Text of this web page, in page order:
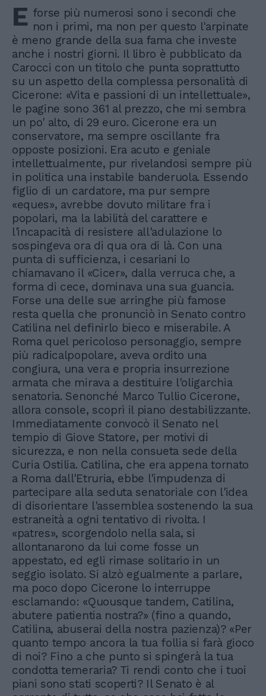
E forse più numerosi sono i secondi che
non i primi, ma non per questo l'arpinate
è meno grande della sua fama che investe
anche i nostri giorni. Il libro è pubblicato da
Carocci con un titolo che punta soprattutto
su un aspetto della complessa personalità di
Cicerone: «Vita e passioni di un intellettuale»,
le pagine sono 361 al prezzo, che mi sembra
un po' alto, di 29 euro. Cicerone era un
conservatore, ma sempre oscillante fra
opposte posizioni. Era acuto e geniale
intellettualmente, pur rivelandosi sempre più
in politica una instabile banderuola. Essendo
figlio di un cardatore, ma pur sempre
«eques», avrebbe dovuto militare fra i
popolari, ma la labilità del carattere e
l'incapacità di resistere all'adulazione lo
sospingeva ora di qua ora di là. Con una
punta di sufficienza, i cesariani lo
chiamavano il «Cicer», dalla verruca che, a
forma di cece, dominava una sua guancia.
Forse una delle sue arringhe più famose
resta quella che pronunciò in Senato contro
Catilina nel definirlo bieco e miserabile. A
Roma quel pericoloso personaggio, sempre
più radicalpopolare, aveva ordito una
congiura, una vera e propria insurrezione
armata che mirava a destituire l'oligarchia
senatoria. Senonché Marco Tullio Cicerone,
allora console, scoprì il piano destabilizzante.
Immediatamente convocò il Senato nel
tempio di Giove Statore, per motivi di
sicurezza, e non nella consueta sede della
Curia Ostilia. Catilina, che era appena tornato
a Roma dall'Etruria, ebbe l'impudenza di
partecipare alla seduta senatoriale con l'idea
di disorientare l'assemblea sostenendo la sua
estraneità a ogni tentativo di rivolta. I
«patres», scorgendolo nella sala, si
allontanarono da lui come fosse un
appestato, ed egli rimase solitario in un
seggio isolato. Si alzò egualmente a parlare,
ma poco dopo Cicerone lo interruppe
esclamando: «Quousque tandem, Catilina,
abutere patientia nostra?» (fino a quando,
Catilina, abuserai della nostra pazienza)? «Per
quanto tempo ancora la tua follia si farà gioco
di noi? Fino a che punto si spingerà la tua
condotta temeraria? Ti rendi conto che i tuoi
piani sono stati scoperti? Il Senato è al